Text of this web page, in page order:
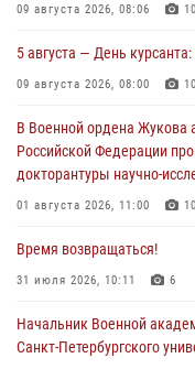
09 августа 2026, 08:06 10
5 августа — День
09 августа 2026, 08:00 10
В Военной ордена Жукова
Российской Федерации
докторантуры научно-
01 августа 2026, 11:00 10
Время возвращаться!
31 июля 2026, 10:11 6
Начальник Военной
Санкт-Петербургского